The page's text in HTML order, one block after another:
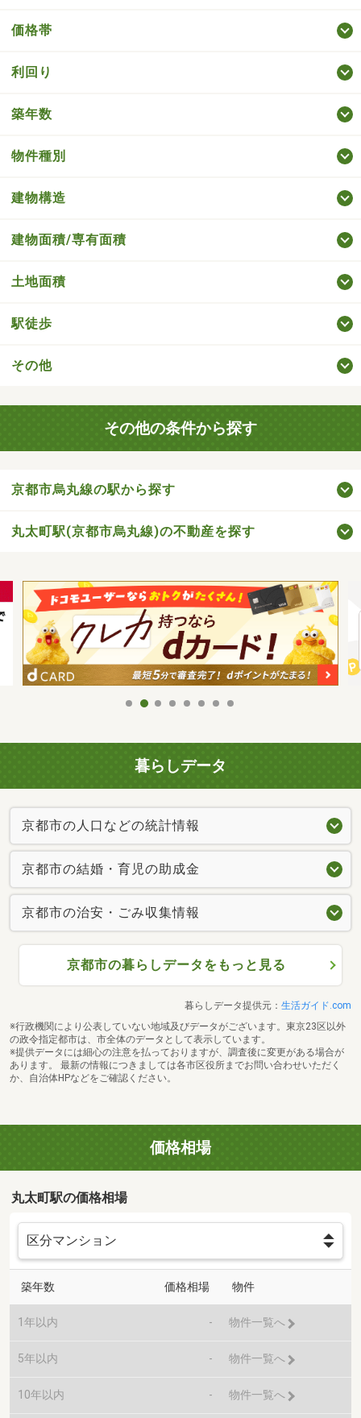
価格帯
利回り
築年数
物件種別
建物構造
建物面積/専有面積
土地面積
駅徒歩
その他
その他の条件から探す
京都市烏丸線の駅から探す
丸太町駅(京都市烏丸線)の不動産を探す
暮らしデータ
京都市の人口などの統計情報
京都市の結婚・育児の助成金
京都市の治安・ごみ収集情報
京都市の暮らしデータをもっと見る
暮らしデータ提供元： 生活ガイド.com
※行政機関により公表していない地域及びデータがございます。東京23区以外
の政令指定都市は、市全体のデータとして表示しています。
※提供データには細心の注意を払っておりますが、調査後に変更がある場合が
あります。 最新の情報につきましては各市区役所までお問い合わせいただく
か、自治体HPなどをご確認ください。
価格相場
丸太町駅の価格相場
築年数 価格相場 物件
1年以内 - 物件一覧へ
5年以内 - 物件一覧へ
10年以内 - 物件一覧へ